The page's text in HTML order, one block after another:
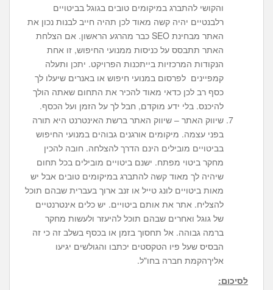
והקושי להתברג במיקומים טובים בגוגל בביטויים
רלבנטיים יהיה קשה מאוד לכן תהיה חייב לבנות נכון את
האתר מבחינת SEO כבר מהרגע הראשון. אם הצלחת
האתר תתבסס על כניסות ממנועי החיפוש, זו אחת
הנקודות המרכזיות בייתכנות הפרויקט. יתכן ותעלה
קמפיינים לפרסום במנועי חיפוש או באנרים שיעלו לך
כסף רב לכן כדאי מאוד להכיר את התחום שאתה הולך
להיכנס. בלי ידע מוקדם, חבל לך על הזמן ועל הכסף.
שיווק האתר – שיווק האתר ברשת האינטרנט היא תורה
בפני עצמה. מיקומים אורגנים גבוהים במנועי החיפוש
בביטויים מובילים הינם הדרך להצלחה. חובה להכין
מחקר ביטוי מפתח. ישנם ביטויים מובילים בכל תחום
שיהיה לך מאוד קשה להתברג במיקומים טובים אבל יש
מאות ביטויים לונג טייל או זנב ארוך בעברית שבהם תוכל
להצליח. אתר את אותם ביטויים. יש כלים אינטרנטיים
של גוגל ואחרים שבהם תוכל להיעזר ולעשות מחקר
ברמה גבוהה. אל תחסוך בזמן או בכסף בשלב זה כי זה
הבסיס שעל פיו הטקסטים יכתבו והגולשים יגיעו
אליךהקמת חברה בחו"ל.
לסיכום: